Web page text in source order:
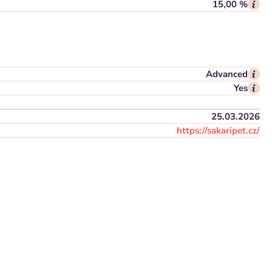
15,00 %
Advanced
Yes
25.03.2026
https://sakaripet.cz/